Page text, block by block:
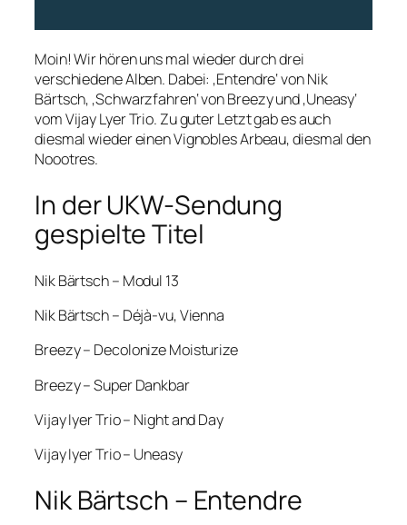
Moin! Wir hören uns mal wieder durch drei
verschiedene Alben. Dabei: ‚Entendre‘ von Nik
Bärtsch, ‚Schwarzfahren‘ von Breezy und ‚Uneasy‘
vom Vijay Lyer Trio. Zu guter Letzt gab es auch
diesmal wieder einen Vignobles Arbeau, diesmal den
Noootres.
In der UKW-Sendung
gespielte Titel
Nik Bärtsch – Modul 13
Nik Bärtsch – Déjà-vu, Vienna
Breezy – Decolonize Moisturize
Breezy – Super Dankbar
Vijay Iyer Trio – Night and Day
Vijay Iyer Trio – Uneasy
Nik Bärtsch – Entendre